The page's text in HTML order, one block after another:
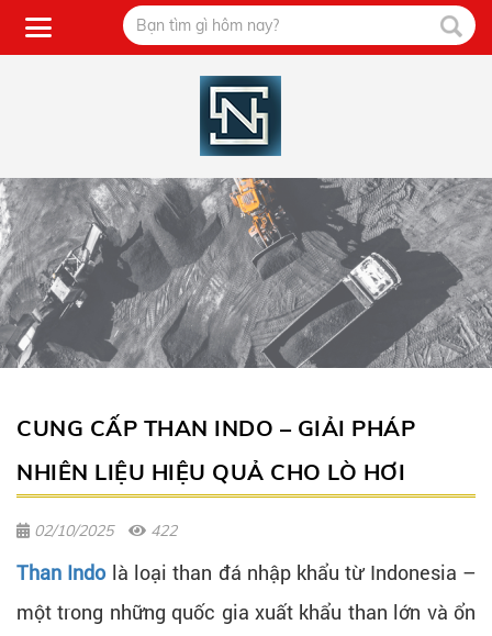
CUNG CẤP THAN INDO – GIẢI PHÁP
NHIÊN LIỆU HIỆU QUẢ CHO LÒ HƠI
02/10/2025 422
Than Indo là loại than đá nhập khẩu từ Indonesia –
một trong những quốc gia xuất khẩu than lớn và ổn